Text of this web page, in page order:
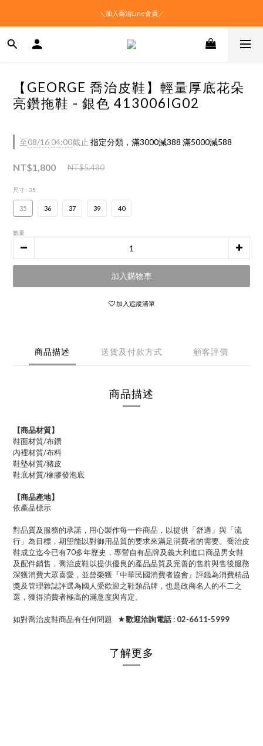
＼加入喬治Line會員／
【GEORGE 喬治皮鞋】輕量厚底花朵
亮鑽拖鞋 - 銀色 413006IG02
至08/16 04:00截止 指定分類，滿3000減388 滿5000減588
NT$1,800 NT$5,480
尺寸 : 35
35 36 37 39 40
數量
加入購物車
加入追蹤清單
商品描述 送貨及付款方式 顧客評價
商品描述
【商品材質】
鞋面材質/布鑽
內裡材質/布料
鞋墊材質/豬皮
鞋底材質/橡膠發泡底
【商品產地】
依產品標示
對品質及服務的承諾，用心製作每一件商品，以提供「舒適」與「流
行」為目標，期望能以對御用品質的要求來滿足消費者的需要。喬治皮
鞋成立迄今已有70多年歷史，專營自有品牌及義大利進口商品男女鞋
及配件銷售，喬治皮鞋以提供優良的產品品質及完善的售前與售後服務
深獲消費大眾喜愛，並曾榮獲『中華民國消費者協會』評鑑為消費精品
獎及管理雜誌評選為國人受歡迎之鞋類品牌，也是政商名人的不二之
選，獲得消費者極高的滿意度與肯定。
如對喬治皮鞋商品有任何問題 ★歡迎洽詢電話 : 02-6611-5999
了解更多